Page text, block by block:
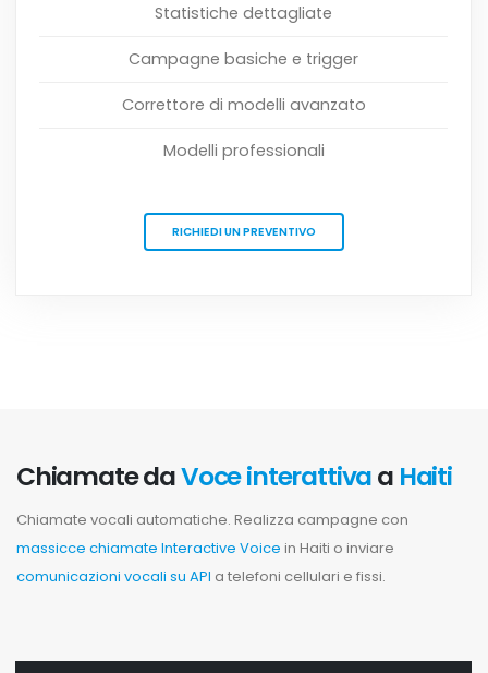
Statistiche dettagliate
Campagne basiche e trigger
Correttore di modelli avanzato
Modelli professionali
RICHIEDI UN PREVENTIVO
Chiamate daVoce interattivaa Haiti
Chiamate vocali automatiche. Realizza campagne con
massicce chiamate Interactive Voice in Haiti o inviare
comunicazioni vocali su API a telefoni cellulari e fissi.